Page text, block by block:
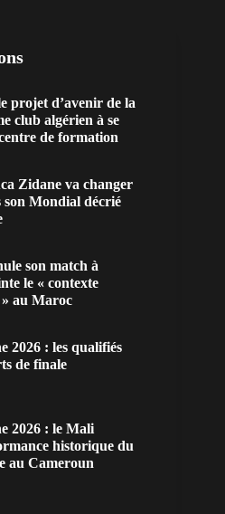
projet d’avenir de la
club algérien à se
de formation
Zidane va changer
son Mondial décrié
son match à
le « contexte
au Maroc
2026 : les qualifiés
de finale
2026 : le Mali
historique du
au Cameroun